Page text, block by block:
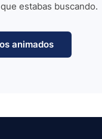
estabas buscando.
animados